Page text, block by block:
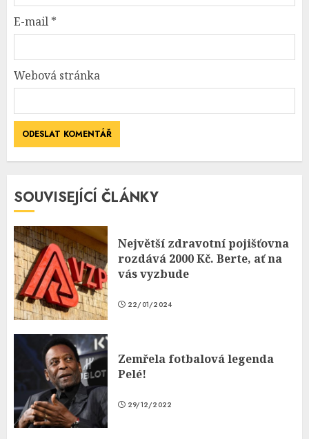
E-mail *
Webová stránka
SOUVISEJÍCÍ ČLÁNKY
Největší zdravotní pojišťovna
rozdává 2000 Kč. Berte, ať na
vás vyzbude
22/01/2024
Zemřela fotbalová legenda
Pelé!
29/12/2022